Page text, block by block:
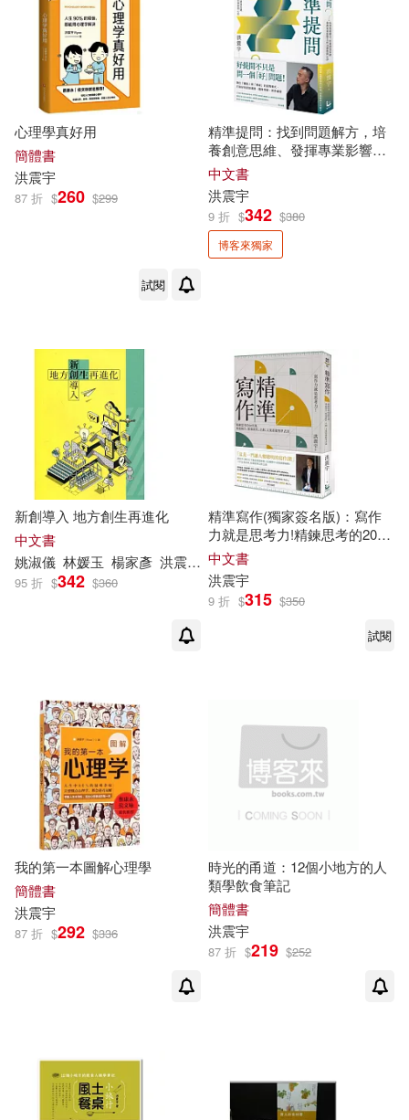
心理學真好用
簡體書
洪震宇
87 折 $260 $299
試閱
精準提問：找到問題解方，培
養創意思維、發揮專業影響力
的16個提問心法【博客來獨家.
作者親簽版】
中文書
洪震宇
9 折 $342 $380
博客來獨家
新創導入 地方創生再進化
中文書
姚淑儀 林媛玉 楊家彥 洪震宇 葉亞薇
95 折 $342 $360
精準寫作(獨家簽名版)：寫作
力就是思考力!精鍊思考的20堂
課，專題報告、簡報資料、企
劃、文案都能精準表達
中文書
洪震宇
9 折 $315 $350
試閱
我的第一本圖解心理學
簡體書
洪震宇
87 折 $292 $336
時光的甬道：12個小地方的人
類學飲食筆記
簡體書
洪震宇
87 折 $219 $252